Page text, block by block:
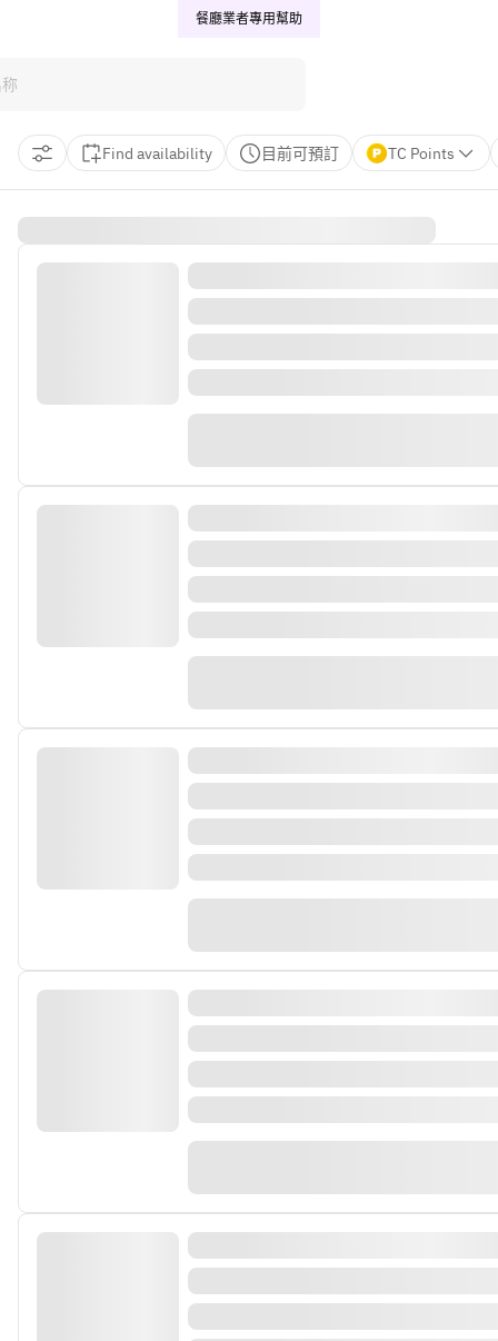
餐廳業者專用幫助
Find availability 目前可預訂 TC Points